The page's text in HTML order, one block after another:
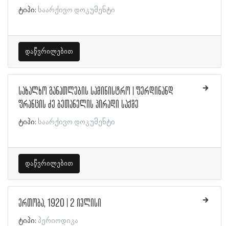
ტიპი: საარქივო დოკუმენტი
დაწვრილებით
სახალხო განათლების სამინისტრო | ფერდინანდ
ფრანცის ძე ბეთანელის პირადი საქმე
ტიპი: საარქივო დოკუმენტი
დაწვრილებით
ერთობა, 1920 | 2 ივლისი
ტიპი: პერიოდიკა